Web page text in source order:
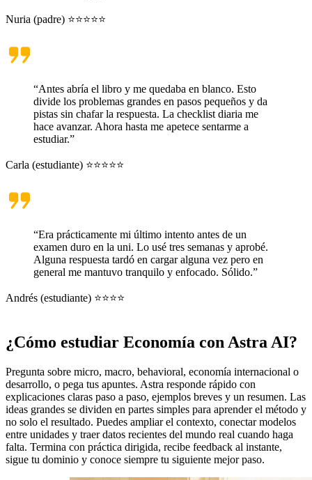
Nuria (padre) ⭐⭐⭐⭐⭐
“Antes abría el libro y me quedaba en blanco. Esto
divide los problemas grandes en pasos pequeños y da
pistas sin chafar la respuesta. La checklist diaria me
hace avanzar. Ahora hasta me apetece sentarme a
estudiar.”
Carla (estudiante) ⭐⭐⭐⭐⭐
“Era prácticamente mi último intento antes de un
examen duro en la uni. Lo usé tres semanas y aprobé.
Alguna respuesta tardó en cargar alguna vez pero en
general me mantuvo tranquilo y enfocado. Sólido.”
Andrés (estudiante) ⭐⭐⭐⭐
¿Cómo estudiar Economía con Astra AI?
Pregunta sobre micro, macro, behavioral, economía internacional o
desarrollo, o pega tus apuntes. Astra responde rápido con
explicaciones claras paso a paso, ejemplos breves y un resumen. Las
ideas grandes se dividen en partes simples para aprender el método y
no solo el resultado. Puedes ampliar el contexto, conectar modelos
entre unidades y traer datos recientes del mundo real cuando haga
falta. Termina con práctica dirigida, recibe feedback al instante,
sigue tu dominio y conoce siempre tu siguiente mejor paso.